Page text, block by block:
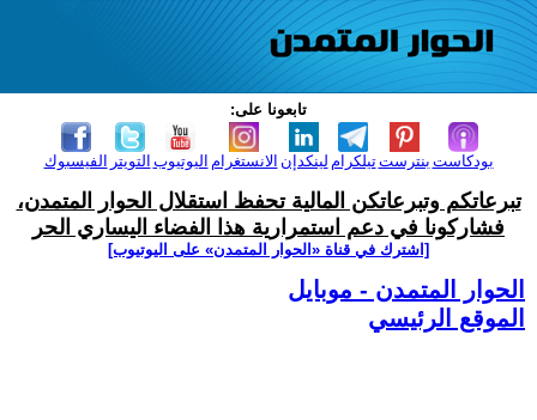
تابعونا على:
الفيسبوك التويتر اليوتيوب الانستغرام لينكدإن تيلكرامبنترست بودكاست
تبرعاتكم وتبرعاتكن المالية تحفظ استقلال الحوار المتمدن،
فشاركونا في دعم استمرارية هذا الفضاء اليساري الحر
[اشترك في قناة ‫«الحوار المتمدن» على اليوتيوب]
الحوار المتمدن - موبايل
الموقع الرئيسي